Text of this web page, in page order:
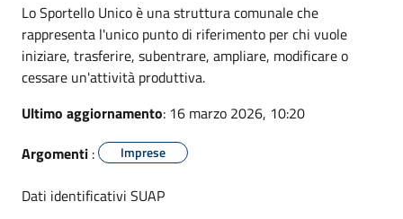
Lo Sportello Unico è una struttura comunale che
rappresenta l'unico punto di riferimento per chi vuole
iniziare, trasferire, subentrare, ampliare, modificare o
cessare un'attività produttiva.
Ultimo aggiornamento: 16 marzo 2026, 10:20
Argomenti : Imprese
Dati identificativi SUAP